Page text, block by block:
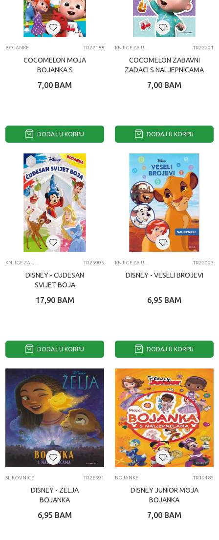
BOJANKE TR22188
COCOMELON MOJA
BOJANKA S
7,00 BAM
DODAJ U KORPU
TR22201
COCOMELON ZABAVNI
ZADACI S NALJEPNICAMA
7,00 BAM
DODAJ U KORPU
TR25905
DISNEY - CUDESAN
SVIJET BOJA
17,90 BAM
DODAJ U KORPU
TR22003
DISNEY - VESELI BROJEVI
6,95 BAM
DODAJ U KORPU
SLIKOVNICE TR26391
DISNEY - ZELJA
BOJANKA
6,95 BAM
BOJANKE TR19485
DISNEY JUNIOR MOJA
BOJANKA
7,00 BAM